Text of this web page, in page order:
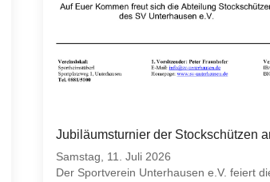
Jubiläumsturnier der Stockschützen
Samstag, 11. Juli 2026
Der Sportverein Unterhausen e.V. feiert